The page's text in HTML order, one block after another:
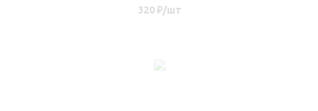
320₽/шт